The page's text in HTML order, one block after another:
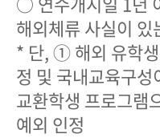
해외체류 사실이 있
* 단, ① 해외 유학
정 및 국내교육구
교환학생 프로그램
예외 인정